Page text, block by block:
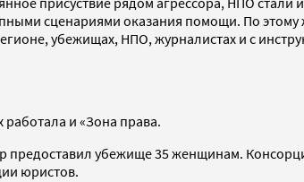
сценариями оказания помощи. По
убежищах, НПО, журналистах и с
работала и «Зона права.
предоставил убежище 35 женщинам.
юристов.